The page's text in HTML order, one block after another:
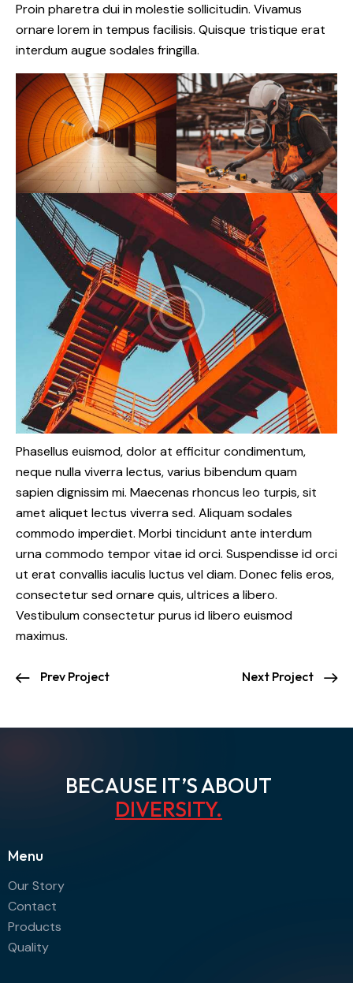
Proin pharetra dui in molestie sollicitudin. Vivamus
ornare lorem in tempus facilisis. Quisque tristique erat
interdum augue sodales fringilla.
Phasellus euismod, dolor at efficitur condimentum,
neque nulla viverra lectus, varius bibendum quam
sapien dignissim mi. Maecenas rhoncus leo turpis, sit
amet aliquet lectus viverra sed. Aliquam sodales
commodo imperdiet. Morbi tincidunt ante interdum
urna commodo tempor vitae id orci. Suspendisse id orci
ut erat convallis iaculis luctus vel diam. Donec felis eros,
consectetur sed ornare quis, ultrices a libero.
Vestibulum consectetur purus id libero euismod
maximus.
Prev Project Next Project
BECAUSE IT’S ABOUT
DIVERSITY.
Menu
Our Story
Contact
Products
Quality